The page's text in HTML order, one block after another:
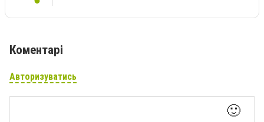
Коментарі
Авторизуватись
🙂